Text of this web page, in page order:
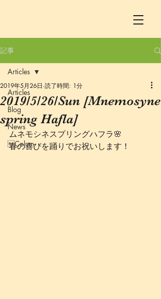
記事
Articles
Blog
News
Colum
Articles
2019/5/26/Sun [Mnemosyne
spring Hafla]
2019年5月26日 読了時間: 1分
ムネモシネスプリングハフラ🌸
春の喜びを踊りでお祝いします！